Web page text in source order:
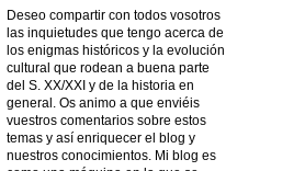
Deseo compartir con todos vosotros
las inquietudes que tengo acerca de
los enigmas históricos y la evolución
cultural que rodean a buena parte
del S. XX/XXI y de la historia en
general. Os animo a que enviéis
vuestros comentarios sobre estos
temas y así enriquecer el blog y
nuestros conocimientos. Mi blog es